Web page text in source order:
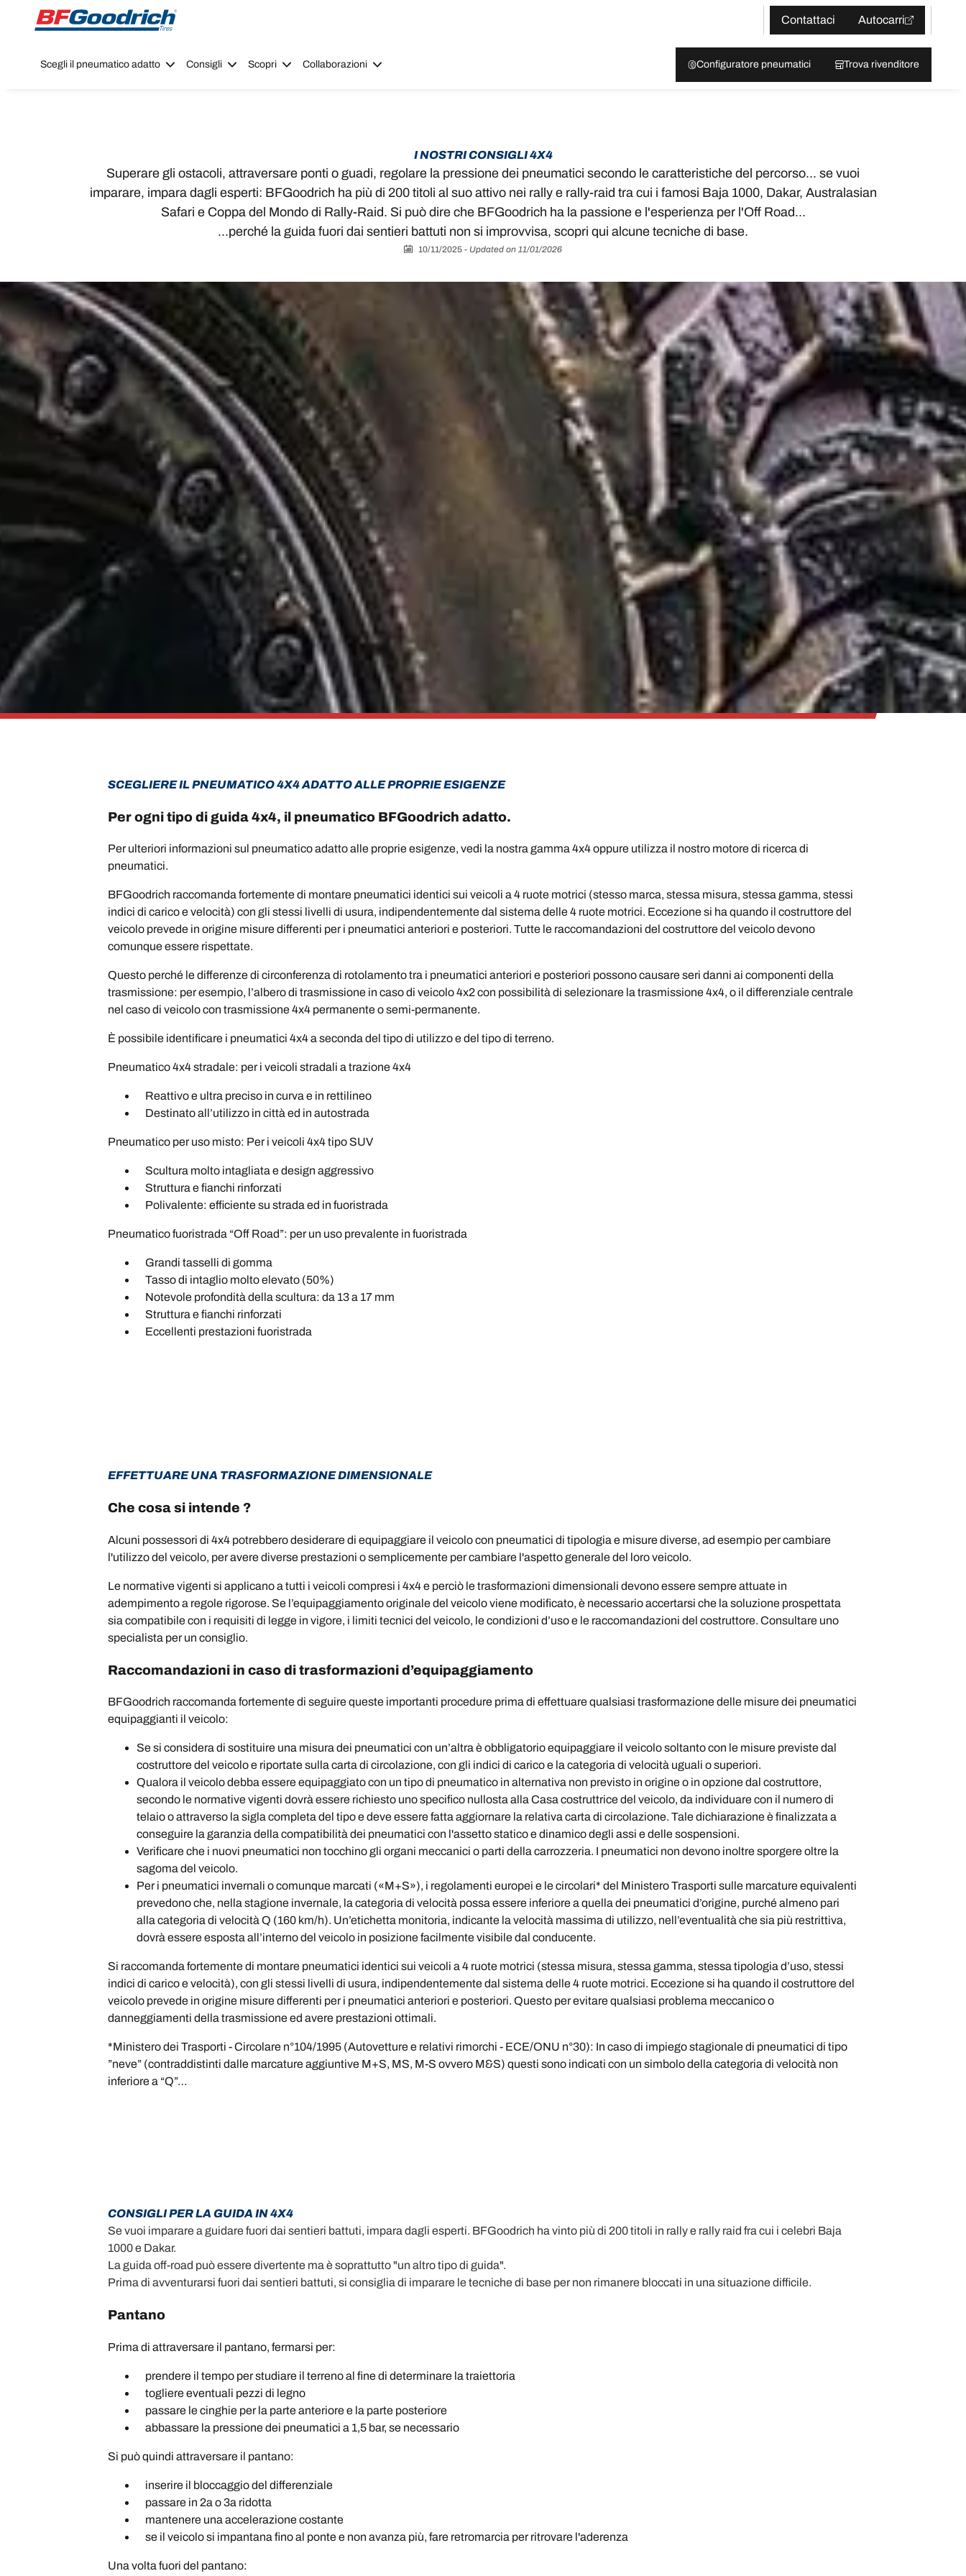
Go to page content
Go to page navigation
Contattaci
Autocarri
Scegli il pneumatico adatto Consigli Scopri Collaborazioni Configuratore pneumatici Trova rivenditore
I NOSTRI CONSIGLI 4X4
Superare gli ostacoli, attraversare ponti o guadi, regolare la pressione dei pneumatici secondo le caratteristiche del percorso... se vuoi
imparare, impara dagli esperti: BFGoodrich ha più di 200 titoli al suo attivo nei rally e rally-raid tra cui i famosi Baja 1000, Dakar, Australasian
Safari e Coppa del Mondo di Rally-Raid. Si può dire che BFGoodrich ha la passione e l'esperienza per l'Off Road...
...perché la guida fuori dai sentieri battuti non si improvvisa, scopri qui alcune tecniche di base.
10/11/2025 - Updated on 11/01/2026
SCEGLIERE IL PNEUMATICO 4X4 ADATTO ALLE PROPRIE ESIGENZE
Per ogni tipo di guida 4x4, il pneumatico BFGoodrich adatto.
Per ulteriori informazioni sul pneumatico adatto alle proprie esigenze, vedi la nostra gamma 4x4 oppure utilizza il nostro motore di ricerca di
pneumatici.
BFGoodrich raccomanda fortemente di montare pneumatici identici sui veicoli a 4 ruote motrici (stesso marca, stessa misura, stessa gamma, stessi
indici di carico e velocità) con gli stessi livelli di usura, indipendentemente dal sistema delle 4 ruote motrici. Eccezione si ha quando il costruttore del
veicolo prevede in origine misure differenti per i pneumatici anteriori e posteriori. Tutte le raccomandazioni del costruttore del veicolo devono
comunque essere rispettate.
Questo perché le differenze di circonferenza di rotolamento tra i pneumatici anteriori e posteriori possono causare seri danni ai componenti della
trasmissione: per esempio, l’albero di trasmissione in caso di veicolo 4x2 con possibilità di selezionare la trasmissione 4x4, o il differenziale centrale
nel caso di veicolo con trasmissione 4x4 permanente o semi-permanente.
È possibile identificare i pneumatici 4x4 a seconda del tipo di utilizzo e del tipo di terreno.
Pneumatico 4x4 stradale: per i veicoli stradali a trazione 4x4
Reattivo e ultra preciso in curva e in rettilineo
Destinato all’utilizzo in città ed in autostrada
Pneumatico per uso misto: Per i veicoli 4x4 tipo SUV
Scultura molto intagliata e design aggressivo
Struttura e fianchi rinforzati
Polivalente: efficiente su strada ed in fuoristrada
Pneumatico fuoristrada “Off Road”: per un uso prevalente in fuoristrada
Grandi tasselli di gomma
Tasso di intaglio molto elevato (50%)
Notevole profondità della scultura: da 13 a 17 mm
Struttura e fianchi rinforzati
Eccellenti prestazioni fuoristrada
EFFETTUARE UNA TRASFORMAZIONE DIMENSIONALE
Che cosa si intende ?
Alcuni possessori di 4x4 potrebbero desiderare di equipaggiare il veicolo con pneumatici di tipologia e misure diverse, ad esempio per cambiare
l'utilizzo del veicolo, per avere diverse prestazioni o semplicemente per cambiare l'aspetto generale del loro veicolo.
Le normative vigenti si applicano a tutti i veicoli compresi i 4x4 e perciò le trasformazioni dimensionali devono essere sempre attuate in
adempimento a regole rigorose. Se l’equipaggiamento originale del veicolo viene modificato, è necessario accertarsi che la soluzione prospettata
sia compatibile con i requisiti di legge in vigore, i limiti tecnici del veicolo, le condizioni d’uso e le raccomandazioni del costruttore. Consultare uno
specialista per un consiglio.
Raccomandazioni in caso di trasformazioni d’equipaggiamento
BFGoodrich raccomanda fortemente di seguire queste importanti procedure prima di effettuare qualsiasi trasformazione delle misure dei pneumatici
equipaggianti il veicolo:
Se si considera di sostituire una misura dei pneumatici con un’altra è obbligatorio equipaggiare il veicolo soltanto con le misure previste dal
costruttore del veicolo e riportate sulla carta di circolazione, con gli indici di carico e la categoria di velocità uguali o superiori.
Qualora il veicolo debba essere equipaggiato con un tipo di pneumatico in alternativa non previsto in origine o in opzione dal costruttore,
secondo le normative vigenti dovrà essere richiesto uno specifico nullosta alla Casa costruttrice del veicolo, da individuare con il numero di
telaio o attraverso la sigla completa del tipo e deve essere fatta aggiornare la relativa carta di circolazione. Tale dichiarazione è finalizzata a
conseguire la garanzia della compatibilità dei pneumatici con l'assetto statico e dinamico degli assi e delle sospensioni.
Verificare che i nuovi pneumatici non tocchino gli organi meccanici o parti della carrozzeria. I pneumatici non devono inoltre sporgere oltre la
sagoma del veicolo.
Per i pneumatici invernali o comunque marcati («M+S»), i regolamenti europei e le circolari* del Ministero Trasporti sulle marcature equivalenti
prevedono che, nella stagione invernale, la categoria di velocità possa essere inferiore a quella dei pneumatici d’origine, purché almeno pari
alla categoria di velocità Q (160 km/h). Un’etichetta monitoria, indicante la velocità massima di utilizzo, nell’eventualità che sia più restrittiva,
dovrà essere esposta all’interno del veicolo in posizione facilmente visibile dal conducente.
Si raccomanda fortemente di montare pneumatici identici sui veicoli a 4 ruote motrici (stessa misura, stessa gamma, stessa tipologia d’uso, stessi
indici di carico e velocità), con gli stessi livelli di usura, indipendentemente dal sistema delle 4 ruote motrici. Eccezione si ha quando il costruttore del
veicolo prevede in origine misure differenti per i pneumatici anteriori e posteriori. Questo per evitare qualsiasi problema meccanico o
danneggiamenti della trasmissione ed avere prestazioni ottimali.
*Ministero dei Trasporti - Circolare n°104/1995 (Autovetture e relativi rimorchi - ECE/ONU n°30): In caso di impiego stagionale di pneumatici di tipo
”neve” (contraddistinti dalle marcature aggiuntive M+S, MS, M-S ovvero M&S) questi sono indicati con un simbolo della categoria di velocità non
inferiore a “Q”…
CONSIGLI PER LA GUIDA IN 4X4
Se vuoi imparare a guidare fuori dai sentieri battuti, impara dagli esperti. BFGoodrich ha vinto più di 200 titoli in rally e rally raid fra cui i celebri Baja
1000 e Dakar.
La guida off-road può essere divertente ma è soprattutto "un altro tipo di guida".
Prima di avventurarsi fuori dai sentieri battuti, si consiglia di imparare le tecniche di base per non rimanere bloccati in una situazione difficile.
Pantano
Prima di attraversare il pantano, fermarsi per:
prendere il tempo per studiare il terreno al fine di determinare la traiettoria
togliere eventuali pezzi di legno
passare le cinghie per la parte anteriore e la parte posteriore
abbassare la pressione dei pneumatici a 1,5 bar, se necessario
Si può quindi attraversare il pantano:
inserire il bloccaggio del differenziale
passare in 2a o 3a ridotta
mantenere una accelerazione costante
se il veicolo si impantana fino al ponte e non avanza più, fare retromarcia per ritrovare l'aderenza
Una volta fuori del pantano: